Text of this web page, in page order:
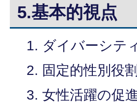
5.基本的視点
ダイバーシテ
固定的性別役
女性活躍の促進